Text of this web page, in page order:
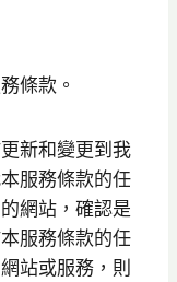
條款。
新和變更到我
服務條款的任
網站，確認是
服務條款的任
站或服務，則